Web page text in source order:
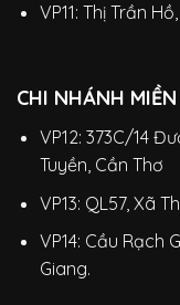
VP11: Thị Trần
CHI NHÁNH
VP12: 373C/14
Tuyền, Cần Thơ
VP13: QL57, Xã
VP14: Cầu Rạch
Giang.